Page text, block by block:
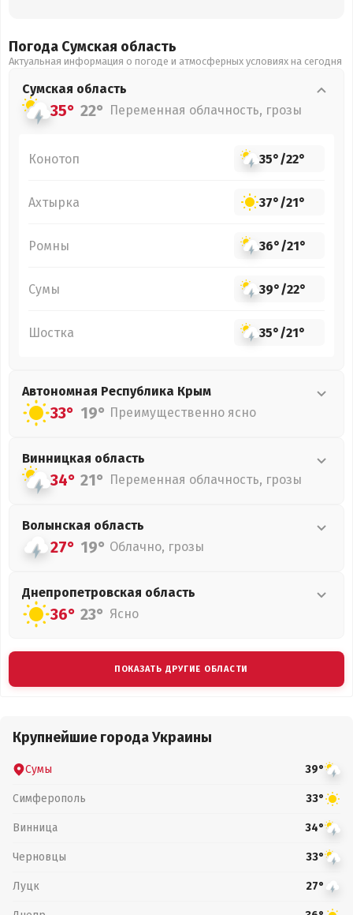
Погода Сумская область
Актуальная информация о погоде и атмосферных условиях на сегодня
Сумская область
35° 22° Переменная облачность, грозы
Конотоп 35°/22°
Ахтырка 37°/21°
Ромны 36°/21°
Сумы 39°/22°
Шостка 35°/21°
Автономная Республика Крым
33° 19° Преимущественно ясно
Винницкая область
34° 21° Переменная облачность, грозы
Волынская область
27° 19° Облачно, грозы
Днепропетровская область
36° 23° Ясно
ПОКАЗАТЬ ДРУГИЕ ОБЛАСТИ
Крупнейшие города Украины
Сумы 39°
Симферополь 33°
Винница 34°
Черновцы 33°
Луцк 27°